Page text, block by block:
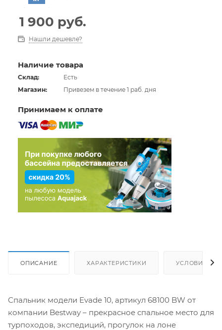
1 900 руб.
Нашли дешевле?
Наличие товара
Склад:
Есть
Магазин:
Привезем в течение 1 раб. дня
Принимаем к оплате
ОПИСАНИЕ ХАРАКТЕРИСТИКИ УСЛОВИЯ
Спальник модели Evade 10, артикул 68100 BW от
компании Bestway – прекрасное спальное место для
турпоходов, экспедиций, прогулок на лоне